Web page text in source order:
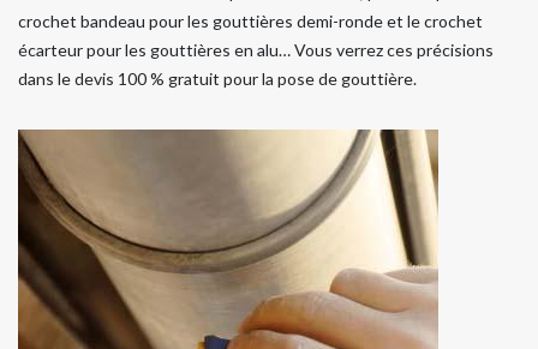
crochet bandeau pour les gouttières demi-ronde et le crochet
écarteur pour les gouttières en alu… Vous verrez ces précisions
dans le devis 100 % gratuit pour la pose de gouttière.